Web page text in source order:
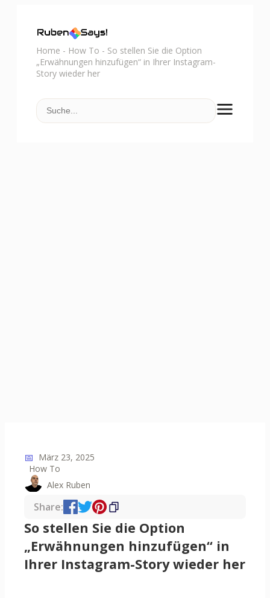
Home - How To - So stellen Sie die Option
„Erwähnungen hinzufügen“ in Ihrer Instagram-
Story wieder her
📅 März 23, 2025
How To
Alex Ruben
Share:
So stellen Sie die Option
„Erwähnungen hinzufügen“ in
Ihrer Instagram-Story wieder her